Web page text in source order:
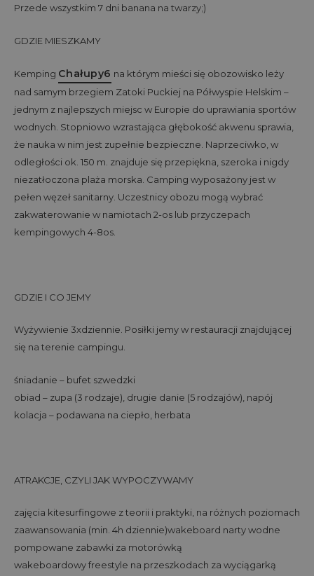
Przede wszystkim 7 dni banana na twarzy;)
GDZIE MIESZKAMY
Kemping Chałupy6 na którym mieści się obozowisko leży
nad samym brzegiem Zatoki Puckiej na Półwyspie Helskim –
jednym z najlepszych miejsc w Europie do uprawiania sportów
wodnych. Stopniowo wzrastająca głębokość akwenu sprawia,
że nauka w nim jest zupełnie bezpieczne. Naprzeciwko, w
odległości ok. 150 m. znajduje się przepiękna, szeroka i nigdy
niezatłoczona plaża morska. Camping wyposażony jest w
pełen węzeł sanitarny. Uczestnicy obozu mogą wybrać
zakwaterowanie w namiotach 2-os lub przyczepach
kempingowych 4-8os.
GDZIE I CO JEMY
Wyżywienie 3xdziennie. Posiłki jemy w restauracji znajdującej
się na terenie campingu.
śniadanie – bufet szwedzki
obiad – zupa (3 rodzaje), drugie danie (5 rodzajów), napój
kolacja – podawana na ciepło, herbata
ATRAKCJE, CZYLI JAK WYPOCZYWAMY
zajęcia kitesurfingowe z teorii i praktyki, na różnych poziomach
zaawansowania (min. 4h dziennie)wakeboard narty wodne
pompowane zabawki za motorówką
wakeboardowy freestyle na przeszkodach za wyciągarką